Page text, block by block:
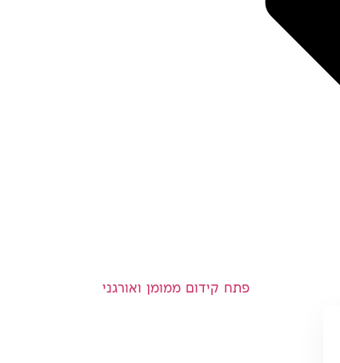
פתח קידום ממומן ואורגני